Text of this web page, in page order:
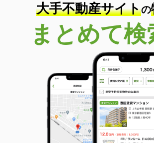
大手不動産サイトの
まとめて検